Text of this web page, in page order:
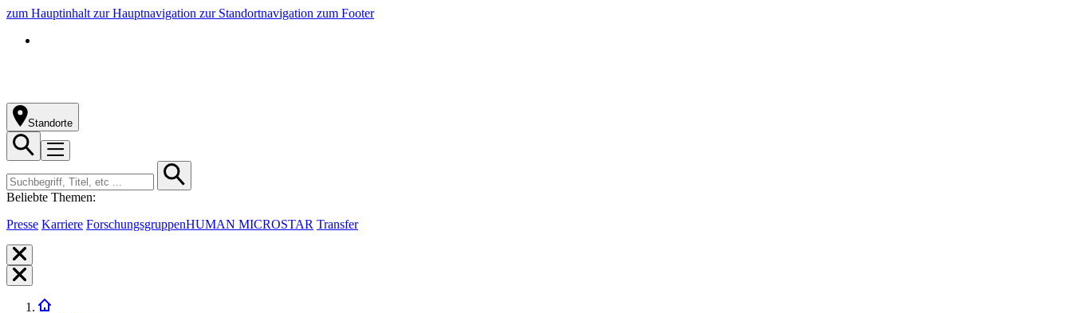
zum Hauptinhalt zur Hauptnavigation zur Standortnavigation zum Footer
Standorte
Beliebte Themen:
Presse Karriere ForschungsgruppenHUMAN MICROSTAR Transfer